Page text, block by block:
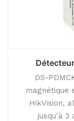
DS-
magnétique
HikVision,
jusqu'à 3